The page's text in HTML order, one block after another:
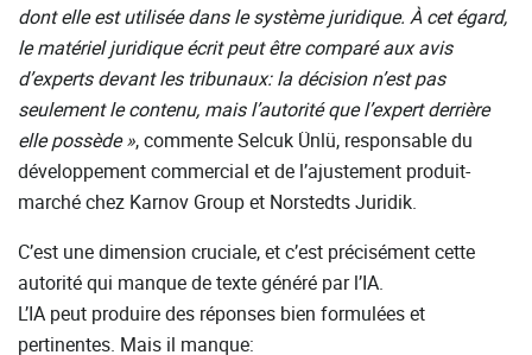
dont elle est utilisée dans le système juridique. À cet égard,
le matériel juridique écrit peut être comparé aux avis
d’experts devant les tribunaux: la décision n’est pas
seulement le contenu, mais l’autorité que l’expert derrière
elle possède», commente Selcuk Ünlü, responsable du
développement commercial et de l’ajustement produit-
marché chez Karnov Group et Norstedts Juridik.
C’est une dimension cruciale, et c’est précisément cette
autorité qui manque de texte généré par l’IA.
L’IA peut produire des réponses bien formulées et
pertinentes. Mais il manque: